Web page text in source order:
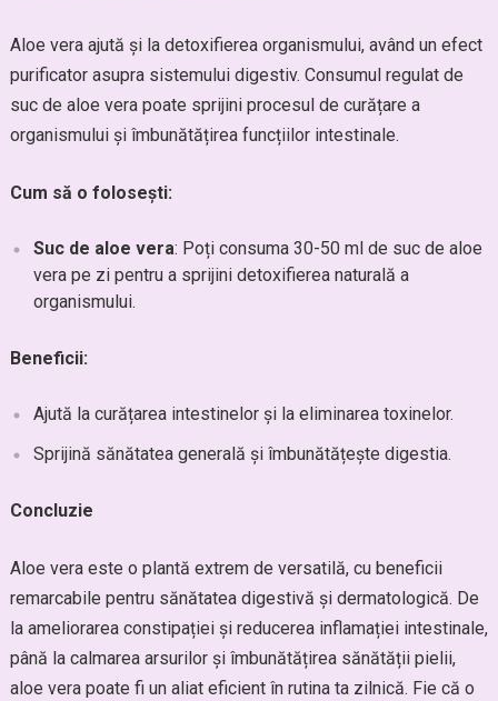
Aloe vera ajută și la detoxifierea organismului, având un efect
purificator asupra sistemului digestiv. Consumul regulat de
suc de aloe vera poate sprijini procesul de curățare a
organismului și îmbunătățirea funcțiilor intestinale.
Cum să o folosești:
Suc de aloe vera: Poți consuma 30-50 ml de suc de aloe
vera pe zi pentru a sprijini detoxifierea naturală a
organismului.
Beneficii:
Ajută la curățarea intestinelor și la eliminarea toxinelor.
Sprijină sănătatea generală și îmbunătățește digestia.
Concluzie
Aloe vera este o plantă extrem de versatilă, cu beneficii
remarcabile pentru sănătatea digestivă și dermatologică. De
la ameliorarea constipației și reducerea inflamației intestinale,
până la calmarea arsurilor și îmbunătățirea sănătății pielii,
aloe vera poate fi un aliat eficient în rutina ta zilnică. Fie că o